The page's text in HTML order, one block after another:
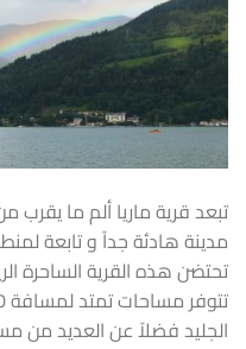
مدينة هادئة جداً و تابعة
تحتضن هذه القرية الساحرة
الجليد فضلاً عن العديد من